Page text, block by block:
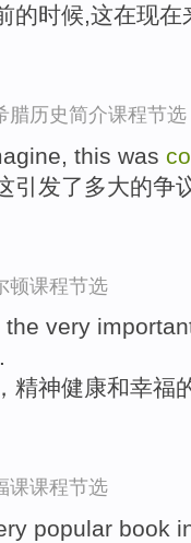
的时候,这在现
腊历史简介课程节选
this was
引发了多大的争
顿课程节选
the very
精神健康和幸福
课课程节选
popular book